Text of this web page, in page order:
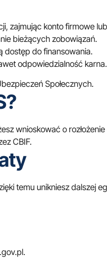
zajmując konto firmowe
bieżących zobowiązań.
dostęp do finansowania.
odpowiedzialność karna.
Społecznych.
wnioskować o
CBIF.
temu unikniesz dalszej
.